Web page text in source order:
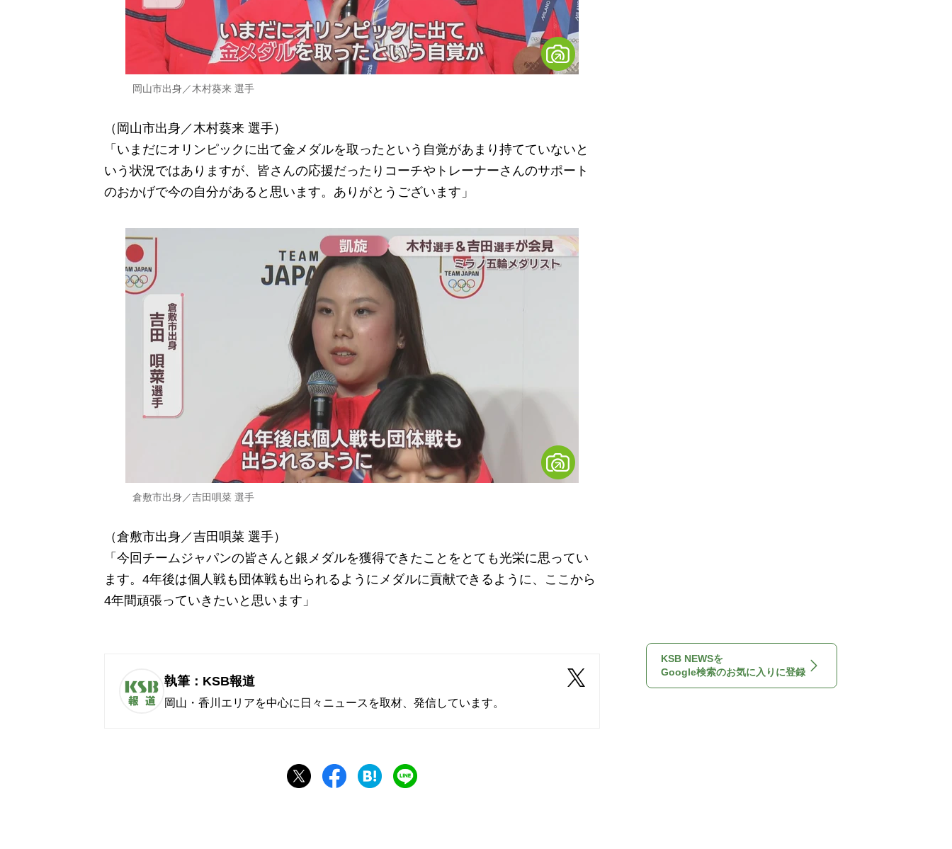
岡山市出身／木村葵来 選手
（岡山市出身／木村葵来 選手）
「いまだにオリンピックに出て金メダルを取ったという自覚があまり持てていないと
いう状況ではありますが、皆さんの応援だったりコーチやトレーナーさんのサポート
のおかげで今の自分があると思います。ありがとうございます」
倉敷市出身／吉田唄菜 選手
（倉敷市出身／吉田唄菜 選手）
「今回チームジャパンの皆さんと銀メダルを獲得できたことをとても光栄に思ってい
ます。4年後は個人戦も団体戦も出られるようにメダルに貢献できるように、ここから
4年間頑張っていきたいと思います」
執筆：KSB報道
岡山・香川エリアを中心に日々ニュースを取材、発信しています。
KSB NEWSを
Google検索のお気に入りに登録